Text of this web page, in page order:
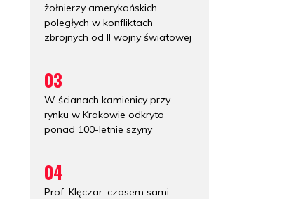
żołnierzy amerykańskich
poległych w konfliktach
zbrojnych od II wojny światowej
03
W ścianach kamienicy przy
rynku w Krakowie odkryto
ponad 100-letnie szyny
04
Prof. Klęczar: czasem sami